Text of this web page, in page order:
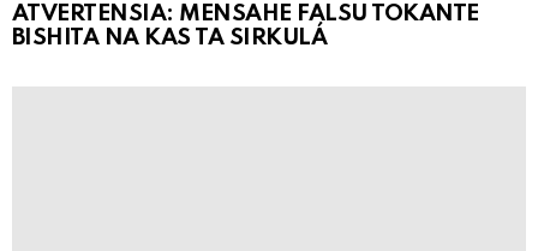
ATVERTENSIA: MENSAHE FALSU TOKANTE
BISHITA NA KAS TA SIRKULÁ